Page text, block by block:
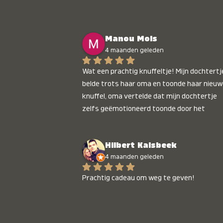
Manou Mols
4 maanden geleden
Wat een prachtig knuffeltje! Mijn
belde trots haar oma en toonde haar
knuffel, oma vertelde dat mijn dochtertje
zelfs geëmotioneerd toonde door het
Hilbert Kalsbeek
4 maanden geleden
Prachtig cadeau om weg te geven!